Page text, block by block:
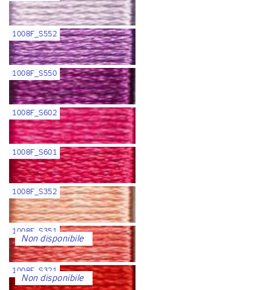
1008F_S552
1008F_S550
1008F_S602
1008F_S601
1008F_S352
Non disponibile
1008F_S351
Non disponibile
1008F_S321